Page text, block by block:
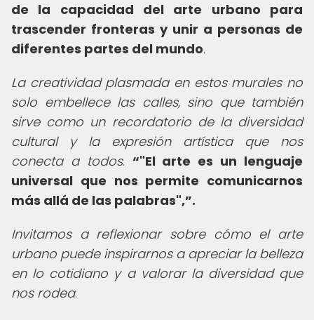
de la capacidad del arte urbano para
trascender fronteras y unir a personas de
diferentes partes del mundo.
La creatividad plasmada en estos murales no
solo embellece las calles, sino que también
sirve como un recordatorio de la diversidad
cultural y la expresión artística que nos
conecta a todos.
"El arte es un lenguaje
universal que nos permite comunicarnos
más allá de las palabras", .
Invitamos a reflexionar sobre cómo el arte
urbano puede inspirarnos a apreciar la belleza
en lo cotidiano y a valorar la diversidad que
nos rodea.